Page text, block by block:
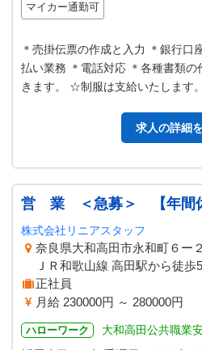
マイカー通勤可
＊売掛伝票の作成と入力 ＊銀行口
払い業務 ＊電話対応 ＊各種書類
きます。 ☆制服は支給いたします
求人の詳細
営 業 ＜急募＞ 【年間休
株式会社リニアスタッフ
奈良県大和高田市永和町６ー
ＪＲ和歌山線 高田駅から徒歩
正社員
月給 230000円 ～ 280000円
ハローワーク 大和高田公共職業